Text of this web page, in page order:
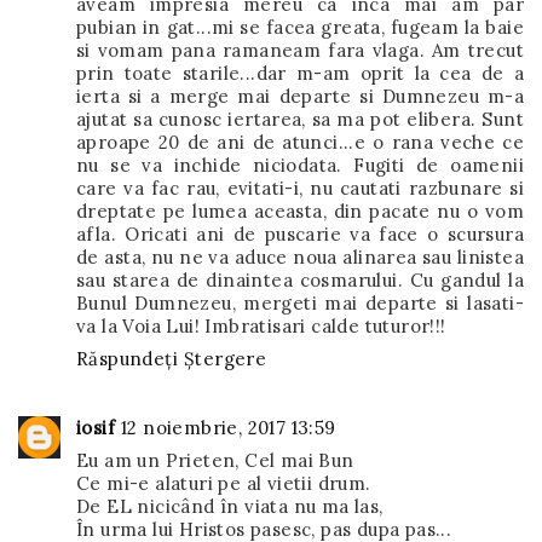
pubian in gat...mi se facea greata, fugeam la baie
si vomam pana ramaneam fara vlaga. Am trecut
prin toate starile...dar m-am oprit la cea de a
ierta si a merge mai departe si Dumnezeu m-a
ajutat sa cunosc iertarea, sa ma pot elibera. Sunt
aproape 20 de ani de atunci...e o rana veche ce
nu se va inchide niciodata. Fugiti de oamenii
care va fac rau, evitati-i, nu cautati razbunare si
dreptate pe lumea aceasta, din pacate nu o vom
afla. Oricati ani de puscarie va face o scursura
de asta, nu ne va aduce noua alinarea sau linistea
sau starea de dinaintea cosmarului. Cu gandul la
Bunul Dumnezeu, mergeti mai departe si lasati-
va la Voia Lui! Imbratisari calde tuturor!!!
Răspundeți Ștergere
iosif 12 noiembrie, 2017 13:59
Eu am un Prieten, Cel mai Bun
Ce mi-e alaturi pe al vietii drum.
De EL nicicând în viata nu ma las,
În urma lui Hristos pasesc, pas dupa pas...